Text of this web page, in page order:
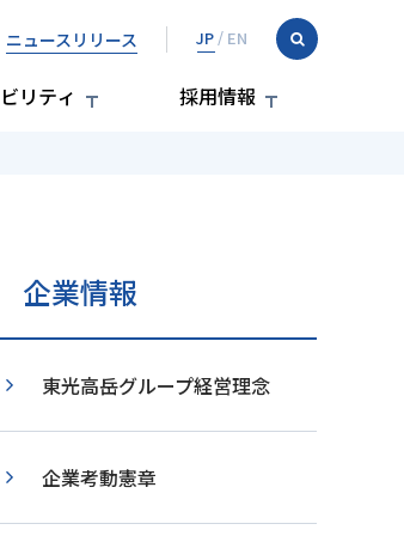
ニュースリリース
リティ 採用情報
企業情報
東光高岳グループ経営理念
企業考動憲章